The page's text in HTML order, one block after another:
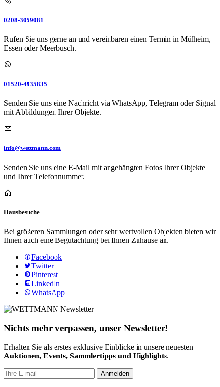
0208-3059081
Rufen Sie uns gerne an und vereinbaren einen Termin in Mülheim,
Essen oder Meerbusch.
01520-4935835
Senden Sie uns eine Nachricht via WhatsApp, Telegram oder Signal
mit Abbildungen Ihrer Objekte.
info@wettmann.com
Senden Sie uns eine E-Mail mit angehängten Fotos Ihrer Objekte
und Ihrer Telefonnummer.
Hausbesuche
Bei größeren Sammlungen oder sehr wertvollen Objekten bieten wir
Ihnen auch eine Begutachtung bei Ihnen Zuhause an.
Facebook
Twitter
Pinterest
LinkedIn
WhatsApp
Nichts mehr verpassen, unser Newsletter!
Erhalten Sie als erstes exklusive Einblicke in unsere neuesten
Auktionen, Events, Sammlertipps und Highlights.